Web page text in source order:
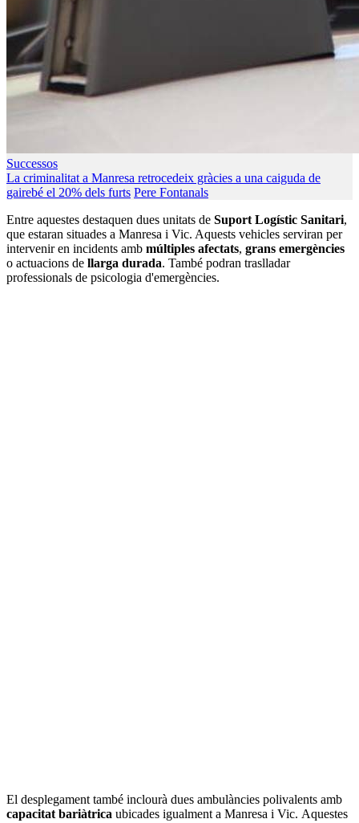
Successos
La criminalitat a Manresa retrocedeix gràcies a una caiguda de
gairebé el 20% dels furts Pere Fontanals
Entre aquestes destaquen dues unitats de Suport Logístic Sanitari,
que estaran situades a Manresa i Vic. Aquests vehicles serviran per
intervenir en incidents amb múltiples afectats, grans emergències
o actuacions de llarga durada. També podran traslladar
professionals de psicologia d'emergències.
El desplegament també inclourà dues ambulàncies polivalents amb
capacitat bariàtrica ubicades igualment a Manresa i Vic. Aquestes